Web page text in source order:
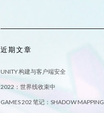
近期文章
UNITY 构建与客户端安全
2022：世界线收束中
GAMES 202 笔记：SHADOW MAPPING